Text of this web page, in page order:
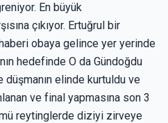
En büyük
çıkıyor. Ertuğrul bir
obaya gelince yer yerinde
hedefinde O da Gündoğdu
düşmanın elinde kurtuldu ve
ve final yapmasına son 3
reytinglerde diziyi zirveye